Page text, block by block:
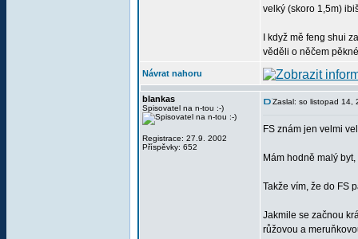
velký (skoro 1,5m)
I když mě feng shui
věděli o něčem
Návrat nahoru
blankas
Spisovatel na n-tou :-)
Registrace: 27.9. 2002
Příspěvky: 652
Zaslal: so listopad 14,
FS znám jen velmi
Mám hodně malý
Takže vím, že do FS
Jakmile se začnou
růžovou a